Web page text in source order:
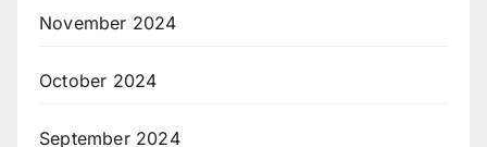
November 2024
October 2024
September 2024